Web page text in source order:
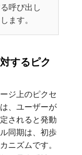
呼び出し
ます。
するピク
ジ上のピクセ
、ユーザーが
されると発動
同期は、初歩
ニズムです。